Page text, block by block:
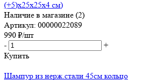
(+5)x25x25x4 см)
Наличие в магазине (2)
Артикул: 00000022089
990 ₽/шт
-
+
Купить
Шампур из нерж.стали 45см кольцо